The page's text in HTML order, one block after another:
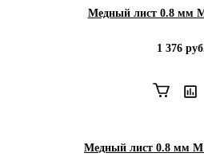
Медный лист 0.8 мм
1 376
Медный лист 0.8 мм